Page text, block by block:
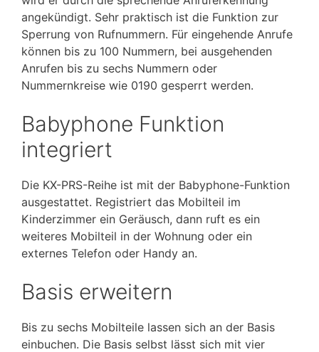
angekündigt. Sehr praktisch ist die Funktion zur
Sperrung von Rufnummern. Für eingehende Anrufe
können bis zu 100 Nummern, bei ausgehenden
Anrufen bis zu sechs Nummern oder
Nummernkreise wie 0190 gesperrt werden.
Babyphone Funktion
integriert
Die KX-PRS-Reihe ist mit der Babyphone-Funktion
ausgestattet. Registriert das Mobilteil im
Kinderzimmer ein Geräusch, dann ruft es ein
weiteres Mobilteil in der Wohnung oder ein
externes Telefon oder Handy an.
Basis erweitern
Bis zu sechs Mobilteile lassen sich an der Basis
einbuchen. Die Basis selbst lässt sich mit vier